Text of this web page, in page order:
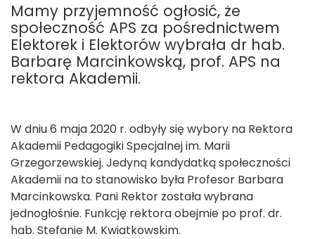
Mamy przyjemność ogłosić, że
społeczność APS za pośrednictwem
Elektorek i Elektorów wybrała dr hab.
Barbarę Marcinkowską, prof. APS na
rektora Akademii.
W dniu 6 maja 2020 r. odbyły się wybory na Rektora
Akademii Pedagogiki Specjalnej im. Marii
Grzegorzewskiej. Jedyną kandydatką społeczności
Akademii na to stanowisko była Profesor Barbara
Marcinkowska. Pani Rektor została wybrana
jednogłośnie. Funkcję rektora obejmie po prof. dr.
hab. Stefanie M. Kwiatkowskim.